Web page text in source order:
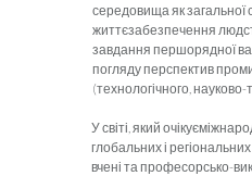
середовища як загальної
життєзабезпечення
завдання першорядної
погляду перспектив
(технологічного, науково-
У світі, який
глобальних і
вчені та професорсько-